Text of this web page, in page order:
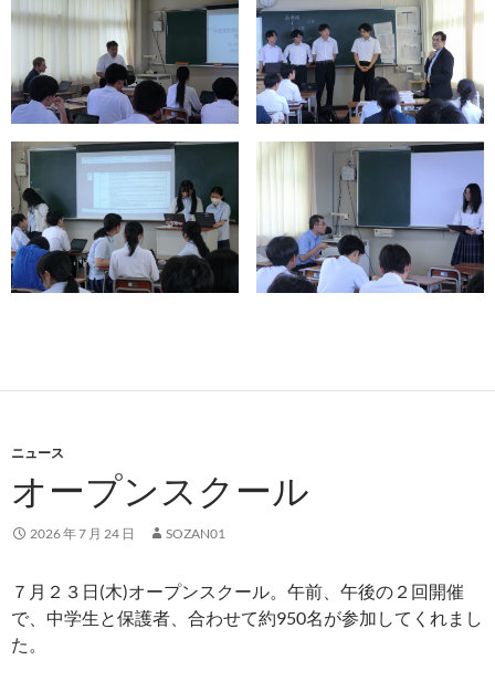
ニュース
オープンスクール
2026 年 7 月 24 日 SOZAN01
７月２３日(木)オープンスクール。午前、午後の２回開催
で、中学生と保護者、合わせて約950名が参加してくれまし
た。